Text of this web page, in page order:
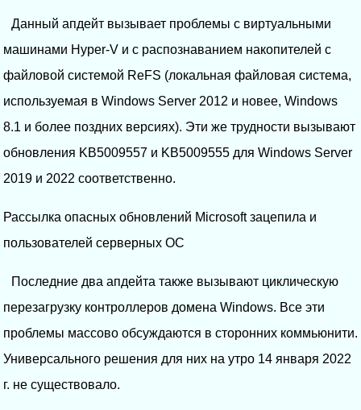
Данный апдейт вызывает проблемы с виртуальными
машинами Hyper-V и с распознаванием накопителей с
файловой системой ReFS (локальная файловая система,
используемая в Windows Server 2012 и новее, Windows
8.1 и более поздних версиях). Эти же трудности вызывают
обновления KB5009557 и KB5009555 для Windows Server
2019 и 2022 соответственно.
Рассылка опасных обновлений Microsoft зацепила и
пользователей серверных ОС
Последние два апдейта также вызывают циклическую
перезагрузку контроллеров домена Windows. Все эти
проблемы массово обсуждаются в сторонних коммьюнити.
Универсального решения для них на утро 14 января 2022
г. не существовало.